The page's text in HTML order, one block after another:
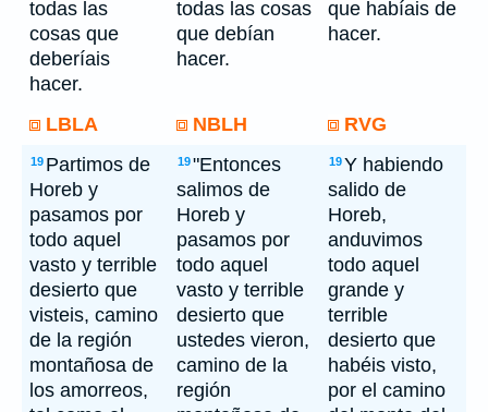
todas las
cosas que
deberíais
hacer.
todas las cosas
que debían
hacer.
que habíais de
hacer.
LBLA NBLH RVG
19 Partimos de
Horeb y
pasamos por
todo aquel
vasto y terrible
desierto que
visteis, camino
de la región
montañosa de
los amorreos,
19"Entonces
salimos de
Horeb y
pasamos por
todo aquel
vasto y terrible
desierto que
ustedes vieron,
camino de la
región
19Y habiendo
salido de
Horeb,
anduvimos
todo aquel
grande y
terrible
desierto que
habéis visto,
por el camino